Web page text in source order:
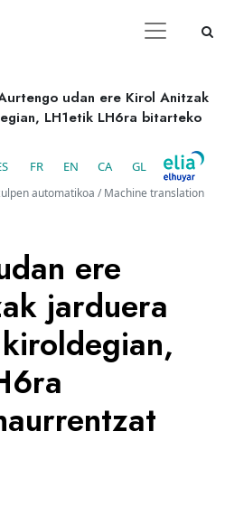
udan ere Kirol Anitzak
LH1etik LH6ra bitarteko
FR EN CA GL
automatikoa / Machine translation
ere
jarduera